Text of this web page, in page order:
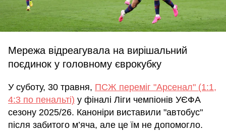
Мережа відреагувала на вирішальний
поєдинок у головному єврокубку
У суботу, 30 травня, ПСЖ переміг "Арсенал" (1:1,
4:3 по пенальті) у фіналі Ліги чемпіонів УЄФА
сезону 2025/26. Каноніри виставили "автобус"
після забитого м’яча, але це їм не допомогло.